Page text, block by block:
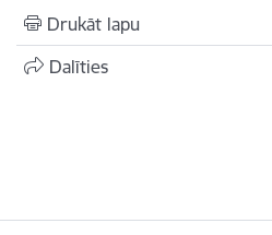
Drukāt lapu
Dalīties